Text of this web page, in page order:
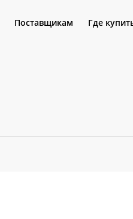
Поставщикам Где